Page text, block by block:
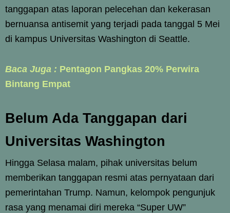
tanggapan atas laporan pelecehan dan kekerasan
bernuansa antisemit yang terjadi pada tanggal 5 Mei
di kampus Universitas Washington di Seattle.
Baca Juga : Pentagon Pangkas 20% Perwira
Bintang Empat
Belum Ada Tanggapan dari
Universitas Washington
Hingga Selasa malam, pihak universitas belum
memberikan tanggapan resmi atas pernyataan dari
pemerintahan Trump. Namun, kelompok pengunjuk
rasa yang menamai diri mereka “Super UW”